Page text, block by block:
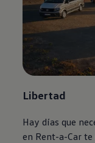
Libertad
Hay días que
en Rent-a-Car